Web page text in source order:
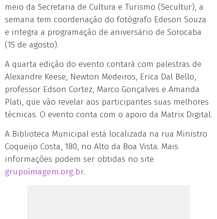
meio da Secretaria de Cultura e Turismo (Secultur), a
semana tem coordenação do fotógrafo Edeson Souza
e integra a programação de aniversário de Sorocaba
(15 de agosto).
A quarta edição do evento contará com palestras de
Alexandre Keese, Newton Medeiros, Erica Dal Bello,
professor Edson Cortez, Marco Gonçalves e Amanda
Plati, que vão revelar aos participantes suas melhores
técnicas. O evento conta com o apoio da Matrix Digital.
A Biblioteca Municipal está localizada na rua Ministro
Coqueijo Costa, 180, no Alto da Boa Vista. Mais
informações podem ser obtidas no site
grupoimagem.org.br.